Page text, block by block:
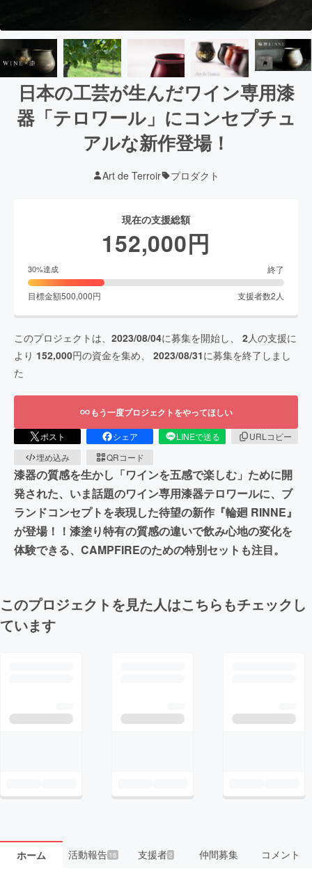
日本の工芸が生んだワイン専用漆
器「テロワール」にコンセプチュ
アルな新作登場！
Art de Terroir プロダクト
現在の支援総額
152,000円
30%達成 終了
目標金額500,000円 支援者数2 人
このプロジェクトは、 2023/08/04に募集を開始し、 2人の支援に
より 152,000円の資金を集め、 2023/08/31に募集を終了しまし
た
もう一度プロジェクトをやってほしい
ポスト シェア LINEで送る
URLコピー
埋め込み
QRコード
漆器の質感を生かし「ワインを五感で楽しむ」ために開
発された、いま話題のワイン専用漆器テロワールに、ブ
ランドコンセプトを表現した待望の新作『輪廻 RINNE』
が登場！！漆塗り特有の質感の違いで飲み心地の変化を
体験できる、CAMPFIREのための特別セットも注目。
このプロジェクトを見た人はこちらもチェックし
ています
ホーム 活動報告16 支援者2 仲間募集 コメント